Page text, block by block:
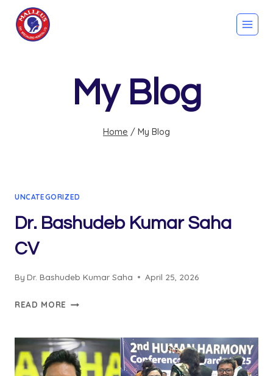
content
My Blog
Home / My Blog
UNCATEGORIZED
Dr. Bashudeb Kumar Saha
CV
By Dr. Bashudeb Kumar Saha April 25, 2026
READ MORE DR.
SAHA
CV